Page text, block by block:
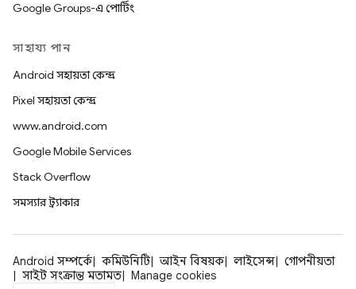
Google Groups-এ পোর্টিং
সাহায্য পান
Android সহায়তা কেন্দ্র
Pixel সহায়তা কেন্দ্র
www.android.com
Google Mobile Services
Stack Overflow
সমস্যার ট্র্যাকার
Android সম্পর্কে কমিউনিটি আইন বিষয়ক লাইসেন্স
গোপনীয়তা
সাইট সংক্রান্ত মতামত
Manage cookies